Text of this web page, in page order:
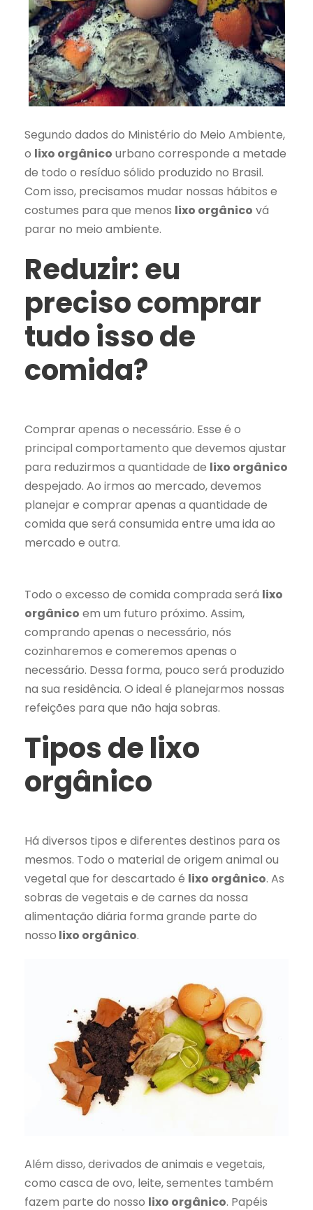
Segundo dados do Ministério do Meio Ambiente,
o lixo orgânico urbano corresponde a metade
de todo o resíduo sólido produzido no Brasil.
Com isso, precisamos mudar nossas hábitos e
costumes para que menos lixo orgânico vá
parar no meio ambiente.
Reduzir: eu
preciso comprar
tudo isso de
comida?
Comprar apenas o necessário. Esse é o
principal comportamento que devemos ajustar
para reduzirmos a quantidade de lixo orgânico
despejado. Ao irmos ao mercado, devemos
planejar e comprar apenas a quantidade de
comida que será consumida entre uma ida ao
mercado e outra.
Todo o excesso de comida comprada será lixo
orgânico em um futuro próximo. Assim,
comprando apenas o necessário, nós
cozinharemos e comeremos apenas o
necessário. Dessa forma, pouco será produzido
na sua residência. O ideal é planejarmos nossas
refeições para que não haja sobras.
Tipos de lixo
orgânico
Há diversos tipos e diferentes destinos para os
mesmos. Todo o material de origem animal ou
vegetal que for descartado é lixo orgânico. As
sobras de vegetais e de carnes da nossa
alimentação diária forma grande parte do
nosso lixo orgânico.
Além disso, derivados de animais e vegetais,
como casca de ovo, leite, sementes também
fazem parte do nosso lixo orgânico. Papéis